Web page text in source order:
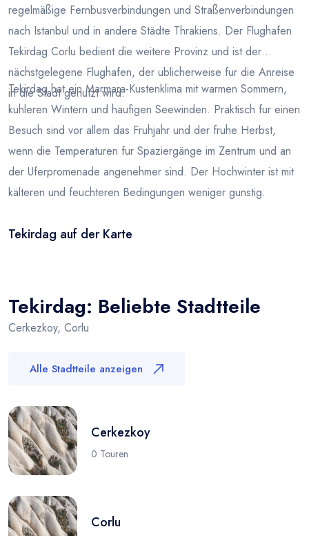
regelmäßige Fernbusverbindungen und Straßenverbindungen
nach Istanbul und in andere Städte Thrakiens. Der Flughafen
Tekirdag Corlu bedient die weitere Provinz und ist der
nächstgelegene Flughafen, der ublicherweise fur die Anreise
in die Stadt genutzt wird.
Tekirdag hat ein Marmara-Kustenklima mit warmen Sommern,
kuhleren Wintern und häufigen Seewinden. Praktisch fur einen
Besuch sind vor allem das Fruhjahr und der fruhe Herbst,
wenn die Temperaturen fur Spaziergänge im Zentrum und an
der Uferpromenade angenehmer sind. Der Hochwinter ist mit
kälteren und feuchteren Bedingungen weniger gunstig.
Tekirdag auf der Karte
Tekirdag: Beliebte Stadtteile
Cerkezkoy, Corlu
Alle Stadtteile anzeigen
Cerkezkoy
0 Touren
Corlu